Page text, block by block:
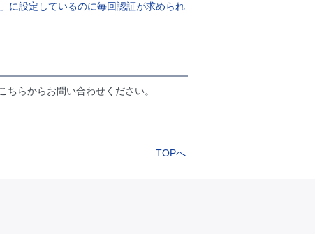
に設定しているのに毎回認証が求められ
ちらからお問い合わせください。
TOPへ